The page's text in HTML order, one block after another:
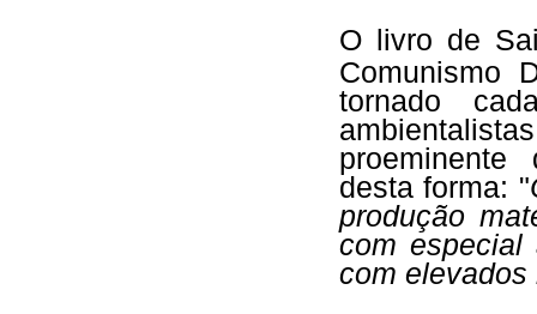
O livro de
Comunismo
tornado
proeminente
desta forma: "
produção
com especial
com